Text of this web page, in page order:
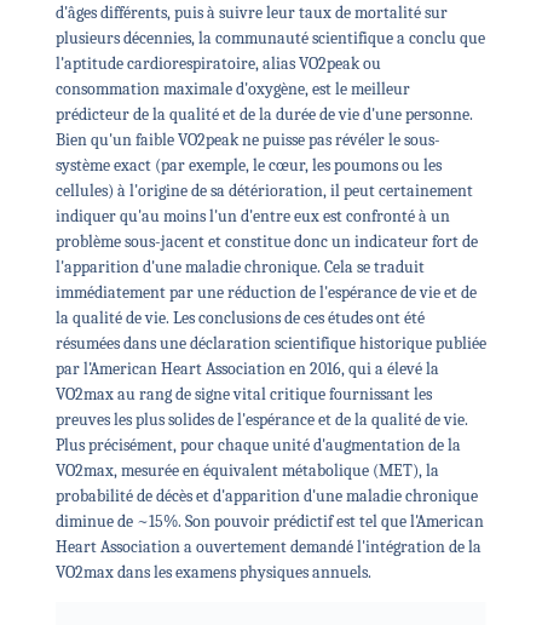
d'âges différents, puis à suivre leur taux de mortalité sur
plusieurs décennies, la communauté scientifique a conclu que
l'aptitude cardiorespiratoire, alias VO2peak ou
consommation maximale d'oxygène, est le meilleur
prédicteur de la qualité et de la durée de vie d'une personne.
Bien qu'un faible VO2peak ne puisse pas révéler le sous-
système exact (par exemple, le cœur, les poumons ou les
cellules) à l'origine de sa détérioration, il peut certainement
indiquer qu'au moins l'un d'entre eux est confronté à un
problème sous-jacent et constitue donc un indicateur fort de
l'apparition d'une maladie chronique. Cela se traduit
immédiatement par une réduction de l'espérance de vie et de
la qualité de vie. Les conclusions de ces études ont été
résumées dans une déclaration scientifique historique publiée
par l'American Heart Association en 2016, qui a élevé la
VO2max au rang de signe vital critique fournissant les
preuves les plus solides de l'espérance et de la qualité de vie.
Plus précisément, pour chaque unité d'augmentation de la
VO2max, mesurée en équivalent métabolique (MET), la
probabilité de décès et d'apparition d'une maladie chronique
diminue de ~15%. Son pouvoir prédictif est tel que l'American
Heart Association a ouvertement demandé l'intégration de la
VO2max dans les examens physiques annuels.